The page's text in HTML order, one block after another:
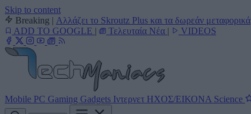
Skip to content
Breaking | Αλλάζει το Skroutz Plus και τα δωρεάν μεταφορικά
ADD TO GOOGLE | Τελευταία Νέα | VIDEOS
Mobile PC Gaming Gadgets Ιντερνετ ΗΧΟΣ/ΕΙΚΟΝΑ Science